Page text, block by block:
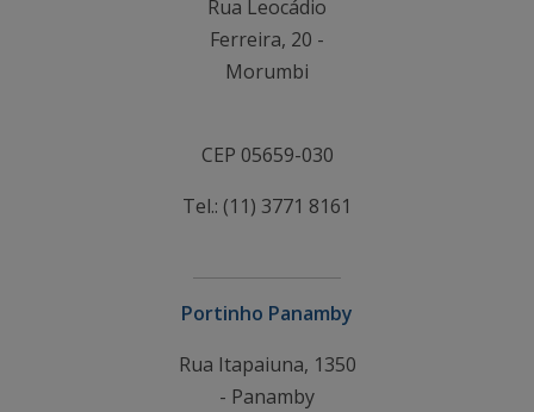
Rua Leocádio
Ferreira, 20 -
Morumbi
CEP 05659-030
Tel.: (11) 3771 8161
Portinho Panamby
Rua Itapaiuna, 1350
- Panamby